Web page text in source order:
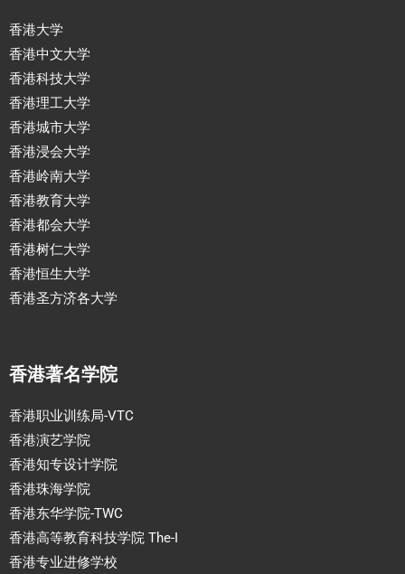
香港大学
香港中文大学
香港科技大学
香港理工大学
香港城市大学
香港浸会大学
香港岭南大学
香港教育大学
香港都会大学
香港树仁大学
香港恒生大学
香港圣方济各大学
香港著名学院
香港职业训练局-VTC
香港演艺学院
香港知专设计学院
香港珠海学院
香港东华学院-TWC
香港高等教育科技学院 The-I
香港专业进修学校